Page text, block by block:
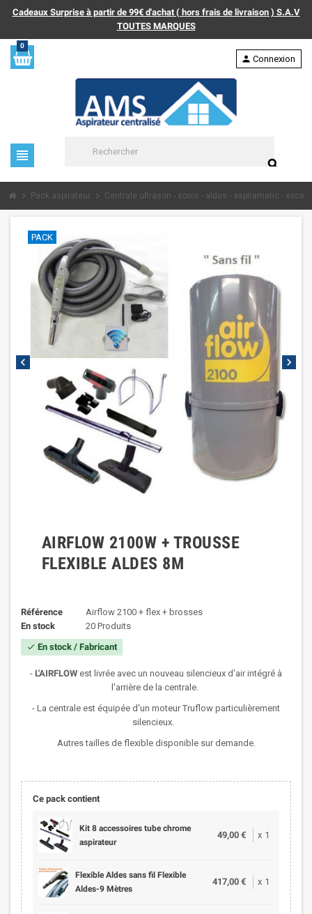
Cadeaux Surprise à partir de 99€ d'achat ( hors frais de livraison ) S.A.V
TOUTES MARQUES
0
view_headline
search
person Connexion
chevron_right Pack aspirateur chevron_right Centrale ultrason - sonis - aldes - aspiramatic - excel
chevron_left chevron_right
PACK
AIRFLOW 2100W + TROUSSE
FLEXIBLE ALDES 8M
Référence
Airflow 2100 + flex + brosses
En stock
20 Produits
check En stock / Fabricant
- L'AIRFLOW est livrée avec un nouveau silencieux d'air intégré à
l'arrière de la centrale.
- La centrale est équipée d'un moteur Truflow particulièrement
silencieux.
Autres tailles de flexible disponible sur demande.
Ce pack contient
Kit 8 accessoires tube chrome
aspirateur
49,00 € x 1
Flexible Aldes sans fil Flexible
Aldes-9 Mètres
417,00 € x 1